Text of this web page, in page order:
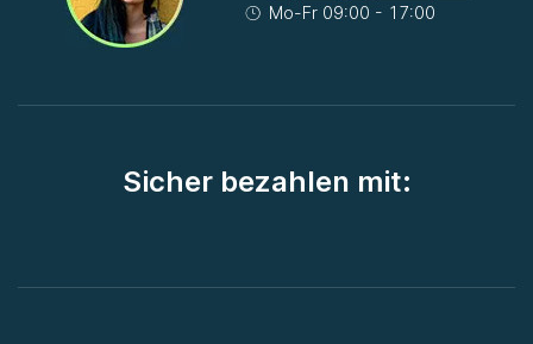
Mo-Fr 09:00 - 17:00
Sicher bezahlen mit: